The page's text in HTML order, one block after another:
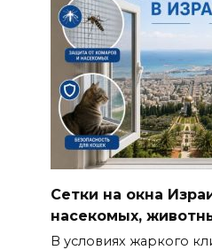
Сетки на окна
насекомых,
В условиях жаркого